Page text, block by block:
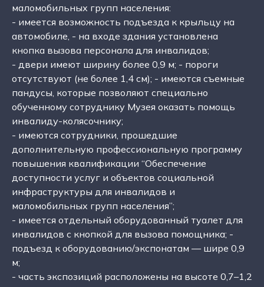
маломобильных групп населения:
- имеется возможность подъезда к крыльцу на
автомобиле, - на входе здания установлена
кнопка вызова персонала для инвалидов;
- двери имеют ширину более 0,9 м; - пороги
отсутствуют (не более 1,4 см); - имеются съемные
пандусы, которые позволяют специально
обученному сотруднику Музея оказать помощь
инвалиду-колясочнику;
- имеются сотрудники, прошедшие
дополнительную профессиональную программу
повышения квалификации “Обеспечение
доступности услуг и объектов социальной
инфраструктуры для инвалидов и
маломобильных групп населения”;
- имеется отдельный оборудованный туалет для
инвалидов с кнопкой для вызова помощника; -
подъезд к оборудованию/экспонатам — шире 0,9
м;
- часть экспозиций расположены на высоте 0,7–1,2